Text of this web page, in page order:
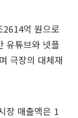
2614억 원으로
유튜브와 넷플
극장의 대체재
장 매출액은 1